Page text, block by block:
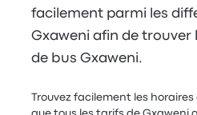
facilement parmi les
Gxaweni afin de trouver
de bus Gxaweni.
Trouvez facilement les